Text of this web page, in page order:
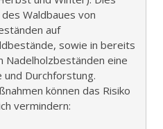
Waldbaues von
auf
sowie in bereits
Nadelholzbeständen eine
Durchforstung.
können das Risiko
vermindern: